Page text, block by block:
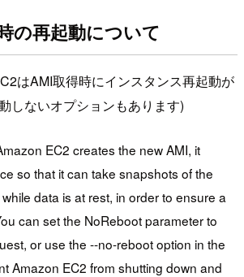
の再起動について
はAMI取得時にインスタンス再起動が
しないオプションもあります)
EC2 creates the new AMI, it
so that it can take snapshots of the
data is at rest, in order to ensure a
can set the NoReboot parameter to
or use the --no-reboot option in the
Amazon EC2 from shutting down and